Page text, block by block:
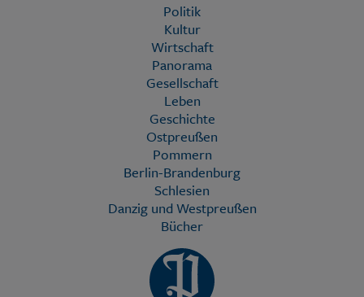
Politik
Kultur
Wirtschaft
Panorama
Gesellschaft
Leben
Geschichte
Ostpreußen
Pommern
Berlin-Brandenburg
Schlesien
Danzig und Westpreußen
Bücher